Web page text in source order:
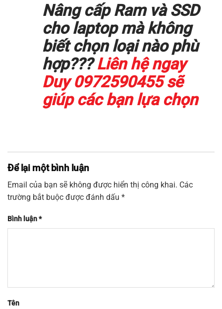
Nâng cấp Ram và SSD
cho laptop mà không
biết chọn loại nào phù
hợp???Liên hệ ngay
Duy 0972590455 sẽ
giúp các bạn lựa chọn
Để lại một bình luận
Email của bạn sẽ không được hiển thị công khai. Các
trường bắt buộc được đánh dấu *
Bình luận*
Tên